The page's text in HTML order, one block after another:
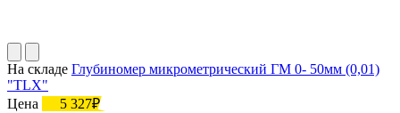
На складе Глубиномер микрометрический ГМ 0- 50мм (0,01)
"TLX"
Цена
5 327₽